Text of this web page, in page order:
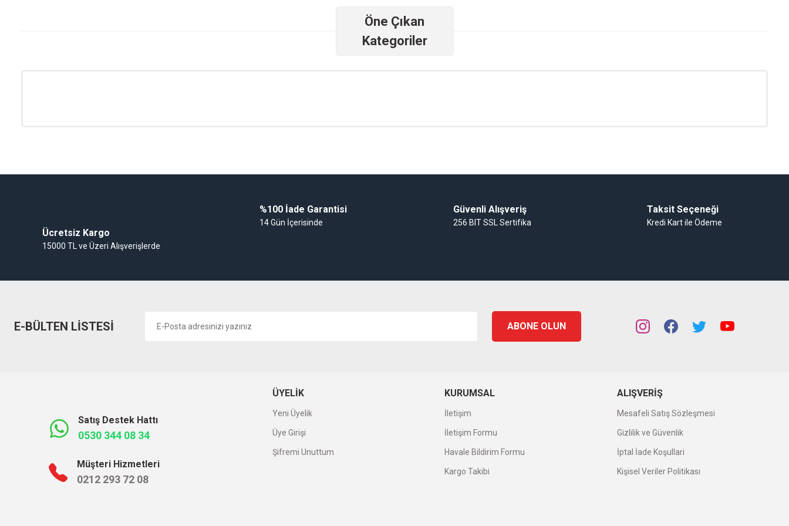
Yorum Yaz
Öne Çıkan
Kategoriler
Ücretsiz Kargo
15000 TL ve Üzeri Alışverişlerde
%100 İade Garantisi
14 Gün İçerisinde
Güvenli Alışveriş
256 BIT SSL Sertifika
Taksit Seçeneği
Kredi Kart ile Ödeme
E-BÜLTEN LİSTESİ ABONE OLUN
Satış Destek Hattı
0530 344 08 34
Müşteri Hizmetleri
0212 293 72 08
ÜYELIK
Yeni Üyelik
Üye Girişi
Şifremi Unuttum
KURUMSAL
İletişim
İletişim Formu
Havale Bildirim Formu
Kargo Takibi
ALIŞVERIŞ
Mesafeli Satış Sözleşmesi
Gizlilik ve Güvenlik
İptal İade Koşullari
Kişisel Veriler Politikası